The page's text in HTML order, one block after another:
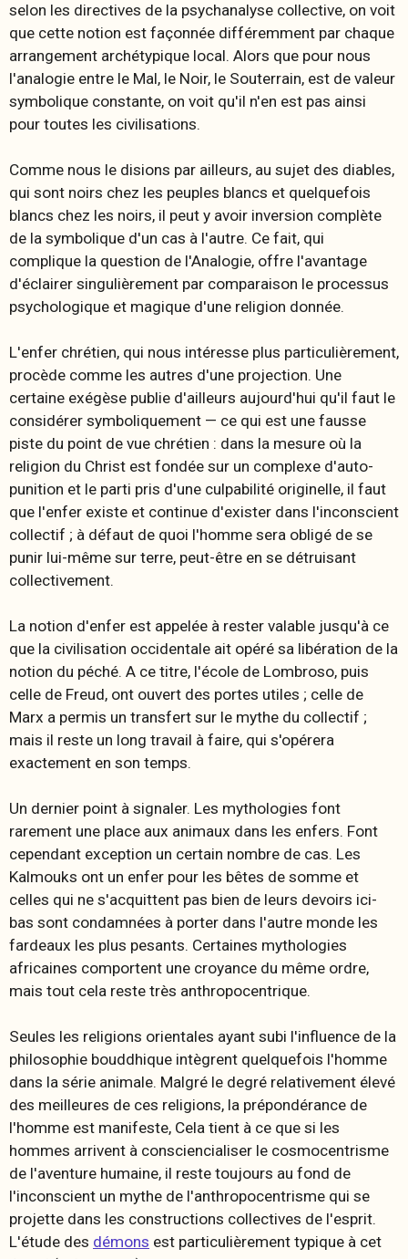
selon les directives de la psychanalyse collective, on voit
que cette notion est façonnée différemment par chaque
arrangement archétypique local. Alors que pour nous
l'analogie entre le Mal, le Noir, le Souterrain, est de valeur
symbolique constante, on voit qu'il n'en est pas ainsi
pour toutes les civilisations.
Comme nous le disions par ailleurs, au sujet des diables,
qui sont noirs chez les peuples blancs et quelquefois
blancs chez les noirs, il peut y avoir inversion complète
de la symbolique d'un cas à l'autre. Ce fait, qui
complique la question de l'Analogie, offre l'avantage
d'éclairer singulièrement par comparaison le processus
psychologique et magique d'une religion donnée.
L'enfer chrétien, qui nous intéresse plus particulièrement,
procède comme les autres d'une projection. Une
certaine exégèse publie d'ailleurs aujourd'hui qu'il faut le
considérer symboliquement — ce qui est une fausse
piste du point de vue chrétien : dans la mesure où la
religion du Christ est fondée sur un complexe d'auto-
punition et le parti pris d'une culpabilité originelle, il faut
que l'enfer existe et continue d'exister dans l'inconscient
collectif ; à défaut de quoi l'homme sera obligé de se
punir lui-même sur terre, peut-être en se détruisant
collectivement.
La notion d'enfer est appelée à rester valable jusqu'à ce
que la civilisation occidentale ait opéré sa libération de la
notion du péché. A ce titre, l'école de Lombroso, puis
celle de Freud, ont ouvert des portes utiles ; celle de
Marx a permis un transfert sur le mythe du collectif ;
mais il reste un long travail à faire, qui s'opérera
exactement en son temps.
Un dernier point à signaler. Les mythologies font
rarement une place aux animaux dans les enfers. Font
cependant exception un certain nombre de cas. Les
Kalmouks ont un enfer pour les bêtes de somme et
celles qui ne s'acquittent pas bien de leurs devoirs ici-
bas sont condamnées à porter dans l'autre monde les
fardeaux les plus pesants. Certaines mythologies
africaines comportent une croyance du même ordre,
mais tout cela reste très anthropocentrique.
Seules les religions orientales ayant subi l'influence de la
philosophie bouddhique intègrent quelquefois l'homme
dans la série animale. Malgré le degré relativement élevé
des meilleures de ces religions, la prépondérance de
l'homme est manifeste, Cela tient à ce que si les
hommes arrivent à consciencialiser le cosmocentrisme
de l'aventure humaine, il reste toujours au fond de
l'inconscient un mythe de l'anthropocentrisme qui se
projette dans les constructions collectives de l'esprit.
L'étude des démons est particulièrement typique à cet